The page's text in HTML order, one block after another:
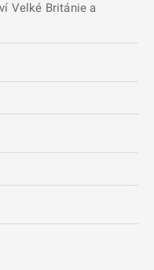
Velké Británie a